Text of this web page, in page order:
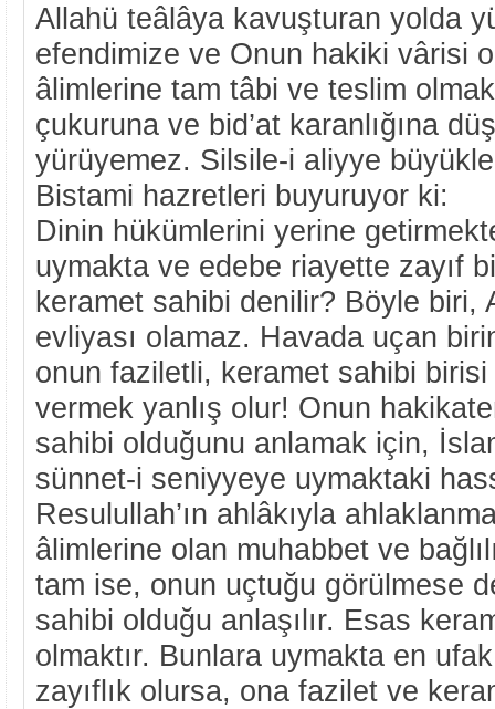
Allahü teâlâya kavuşturan yolda
efendimize ve Onun hakiki vârisi
âlimlerine tam tâbi ve teslim
çukuruna ve bid’at karanlığına
yürüyemez. Silsile-i aliyye
Bistami hazretleri buyuruyor ki:
Dinin hükümlerini yerine
uymakta ve edebe riayette zayıf
keramet sahibi denilir? Böyle biri,
evliyası olamaz. Havada uçan
onun faziletli, keramet sahibi
vermek yanlış olur! Onun
sahibi olduğunu anlamak için,
sünnet-i seniyyeye uymaktaki
Resulullah’ın ahlâkıyla
âlimlerine olan muhabbet ve
tam ise, onun uçtuğu görülmese
sahibi olduğu anlaşılır. Esas
olmaktır. Bunlara uymakta en
zayıflık olursa, ona fazilet ve